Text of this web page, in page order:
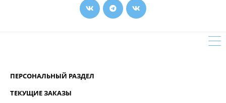
ПЕРСОНАЛЬНЫЙ РАЗДЕЛ
ТЕКУЩИЕ ЗАКАЗЫ